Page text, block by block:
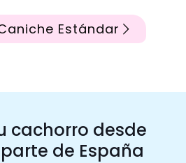
Estándar
cachorro desde
de España